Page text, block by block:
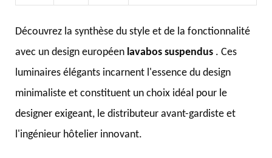
Découvrez la synthèse du style et de la fonctionnalité
avec un design européen lavabos suspendus . Ces
luminaires élégants incarnent l'essence du design
minimaliste et constituent un choix idéal pour le
designer exigeant, le distributeur avant-gardiste et
l'ingénieur hôtelier innovant.